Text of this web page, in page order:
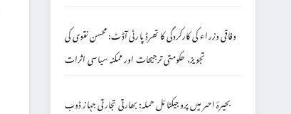
وفاقی وزراء کی کارکردگی کا تھرڈ پارٹی آڈٹ: محسن نقوی کی
تجویز، حکومتی ترجیحات اور ممکنہ سیاسی اثرات
بحیرۂ احمر میں پروجیکٹائل حملہ: بھارتی تجارتی جہاز ڈوب